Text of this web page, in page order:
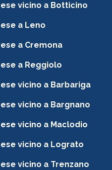
vicino a Botticino
a Leno
a Cremona
a Reggiolo
vicino a Barbariga
vicino a Bargnano
vicino a Maclodio
vicino a Lograto
vicino a Trenzano